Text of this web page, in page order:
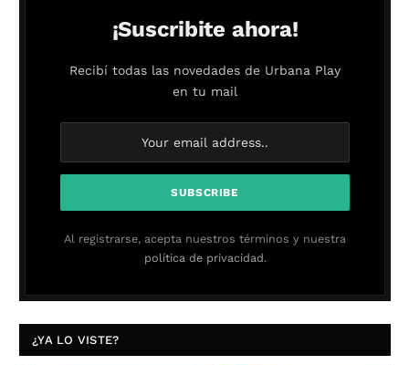
¡Suscribite ahora!
Recibí todas las novedades de Urbana Play
en tu mail
Al registrarse, acepta nuestros términos y nuestra
política de privacidad.
¿YA LO VISTE?